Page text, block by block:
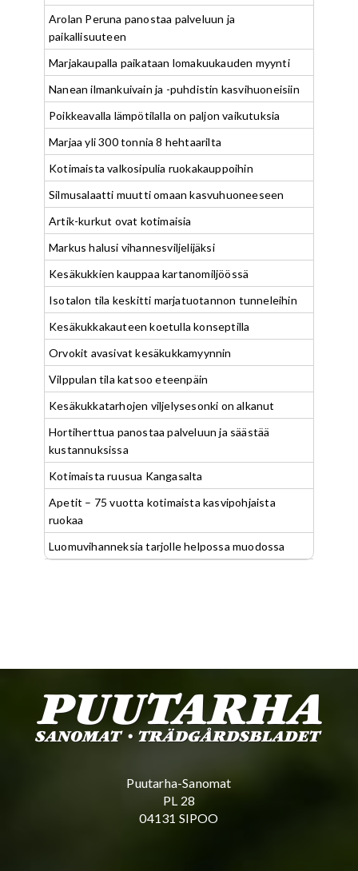
Arolan Peruna panostaa palveluun ja
paikallisuuteen
Marjakaupalla paikataan lomakuukauden myynti
Nanean ilmankuivain ja -puhdistin kasvihuoneisiin
Poikkeavalla lämpötilalla on paljon vaikutuksia
Marjaa yli 300 tonnia 8 hehtaarilta
Kotimaista valkosipulia ruokakauppoihin
Silmusalaatti muutti omaan kasvuhuoneeseen
Artik-kurkut ovat kotimaisia
Markus halusi vihannesviljelijäksi
Kesäkukkien kauppaa kartanomiljöössä
Isotalon tila keskitti marjatuotannon tunneleihin
Kesäkukkakauteen koetulla konseptilla
Orvokit avasivat kesäkukkamyynnin
Vilppulan tila katsoo eteenpäin
Kesäkukkatarhojen viljelysesonki on alkanut
Hortiherttua panostaa palveluun ja säästää
kustannuksissa
Kotimaista ruusua Kangasalta
Apetit – 75 vuotta kotimaista kasvipohjaista
ruokaa
Luomuvihanneksia tarjolle helpossa muodossa
Puutarha-Sanomat
PL 28
04131 SIPOO